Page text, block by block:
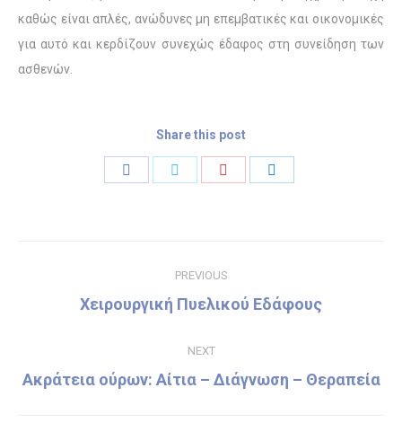
καθώς είναι απλές, ανώδυνες μη επεμβατικές και οικονομικές
για αυτό και κερδίζουν συνεχώς έδαφος στη συνείδηση των
ασθενών.
Share this post
PREVIOUS
Previous
Χειρουργική Πυελικού Εδάφους
NEXT
Next
Ακράτεια ούρων: Αίτια – Διάγνωση – Θεραπεία